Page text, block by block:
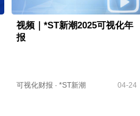
视频｜*ST新潮2025可视化年
报
可视化财报 · *ST新潮 04-24